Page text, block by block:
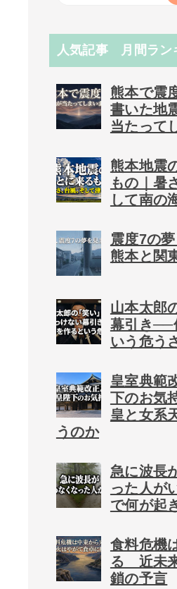
人気記事 月間ラン
熊本で震
書いた地
当たって
熊本地震
もの｜暑
して南の
震度7の
熊本と関
山本太郎
幕引き──
いう危う
皇室典範
下のお気
皇と女系
うのか
急に波長
った人が
で何が起
食料危機
る 近未
鎖の予言